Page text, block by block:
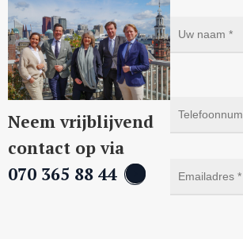
Neem vrijblijvend
contact op via
070 365 88 44